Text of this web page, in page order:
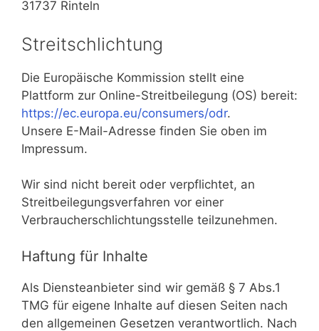
31737 Rinteln
Streitschlichtung
Die Europäische Kommission stellt eine
Plattform zur Online-Streitbeilegung (OS) bereit:
https://ec.europa.eu/consumers/odr.
Unsere E-Mail-Adresse finden Sie oben im
Impressum.
Wir sind nicht bereit oder verpflichtet, an
Streitbeilegungsverfahren vor einer
Verbraucherschlichtungsstelle teilzunehmen.
Haftung für Inhalte
Als Diensteanbieter sind wir gemäß § 7 Abs.1
TMG für eigene Inhalte auf diesen Seiten nach
den allgemeinen Gesetzen verantwortlich. Nach